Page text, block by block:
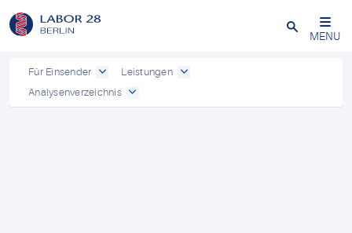
Schließen
MENU
Für Einsender
Leistungen
Analysenverzeichnis